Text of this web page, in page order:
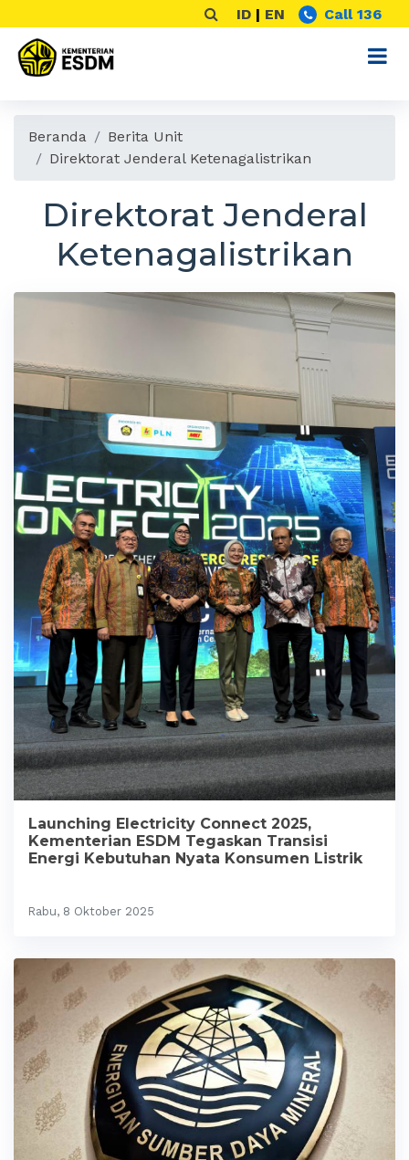
ID | EN Call 136
Beranda
Berita Unit
Direktorat Jenderal Ketenagalistrikan
Direktorat Jenderal
Ketenagalistrikan
Launching Electricity Connect 2025,
Kementerian ESDM Tegaskan Transisi
Energi Kebutuhan Nyata Konsumen Listrik
Rabu, 8 Oktober 2025